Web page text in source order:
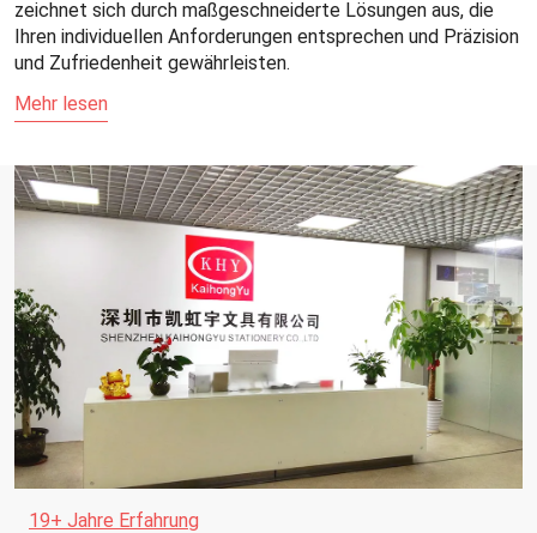
zeichnet sich durch maßgeschneiderte Lösungen aus, die
Ihren individuellen Anforderungen entsprechen und Präzision
und Zufriedenheit gewährleisten.
Mehr lesen
19+ Jahre Erfahrung